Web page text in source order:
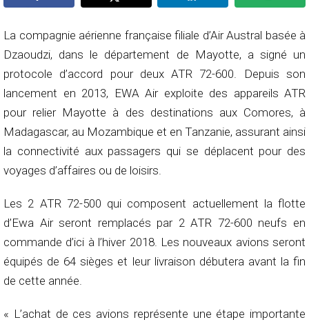
La compagnie aérienne française filiale d’Air Austral basée à
Dzaoudzi, dans le département de Mayotte, a signé un
protocole d’accord pour deux ATR 72-600. Depuis son
lancement en 2013, EWA Air exploite des appareils ATR
pour relier Mayotte à des destinations aux Comores, à
Madagascar, au Mozambique et en Tanzanie, assurant ainsi
la connectivité aux passagers qui se déplacent pour des
voyages d’affaires ou de loisirs.
Les 2 ATR 72-500 qui composent actuellement la flotte
d’Ewa Air seront remplacés par 2 ATR 72-600 neufs en
commande d’ici à l’hiver 2018. Les nouveaux avions seront
équipés de 64 sièges et leur livraison débutera avant la fin
de cette année.
« L’achat de ces avions représente une étape importante